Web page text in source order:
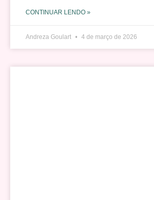
CONTINUAR LENDO »
Andreza Goulart 4 de março de 2026